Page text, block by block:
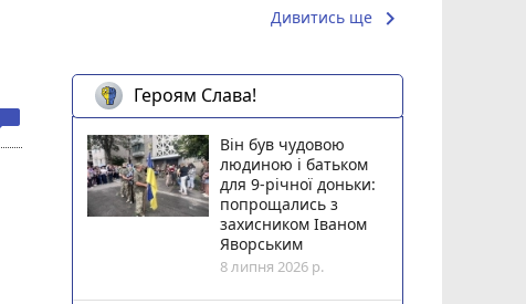
chat_bubble
Дивитись ще keyboard_arrow_right
Героям Слава!
Він був чудовою
людиною і батьком
для 9-річної доньки:
попрощались з
захисником Іваном
Яворським
8 липня 2026 р.